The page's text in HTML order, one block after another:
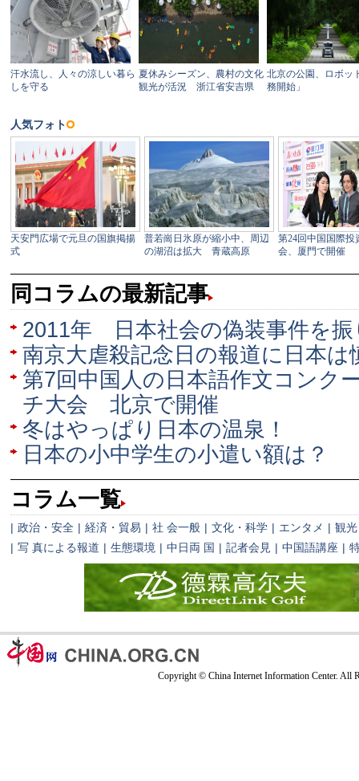
同コラムの最新記事
2011年 日本社会の偽装事件を振
南京大虐殺記念日の報道に日本は
第7回中国人の日本語作文コンク
チ大会 北京で開催
冬はやっぱり日本の温泉！
日本の小中学生の小遣い額は？
コラム一覧
| 政治・安全 | 経済・貿易 | 社 会一般 | 文化・科学 | エンタメ | 観光
| 写 真による報道 | 生態環境 | 中日両 国 | 記者会見 | 中国語講座 |